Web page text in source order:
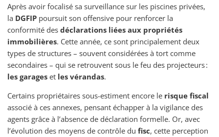
Après avoir focalisé sa surveillance sur les piscines privées,
la DGFIP poursuit son offensive pour renforcer la
conformité des déclarations liées aux propriétés
immobilières. Cette année, ce sont principalement deux
types de structures – souvent considérées à tort comme
secondaires – qui se retrouvent sous le feu des projecteurs :
les garages et les vérandas.
Certains propriétaires sous-estiment encore le risque fiscal
associé à ces annexes, pensant échapper à la vigilance des
agents grâce à l’absence de déclaration formelle. Or, avec
l’évolution des moyens de contrôle du fisc, cette perception